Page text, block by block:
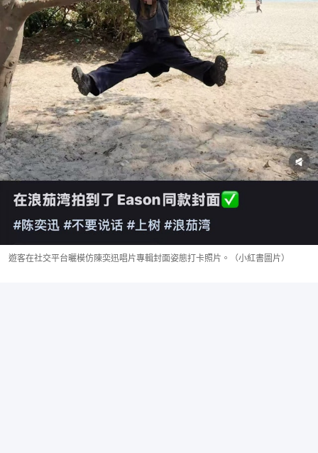
遊客在社交平台曬模仿陳奕迅唱片專輯封面姿態打卡照片。（小紅書圖片）